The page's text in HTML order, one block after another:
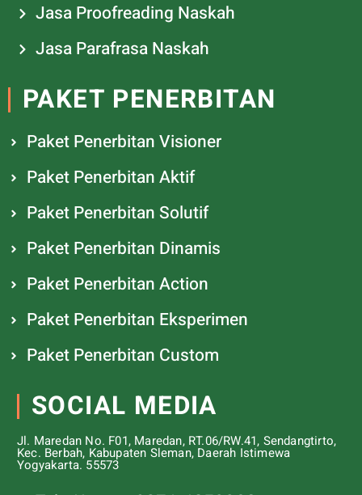
Jasa Proofreading Naskah
Jasa Parafrasa Naskah
PAKET PENERBITAN
Paket Penerbitan Visioner
Paket Penerbitan Aktif
Paket Penerbitan Solutif
Paket Penerbitan Dinamis
Paket Penerbitan Action
Paket Penerbitan Eksperimen
Paket Penerbitan Custom
SOCIAL MEDIA
Jl. Maredan No. F01, Maredan, RT.06/RW.41, Sendangtirto,
Kec. Berbah, Kabupaten Sleman, Daerah Istimewa
Yogyakarta. 55573